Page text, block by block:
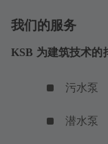
我们的服务
KSB 为建筑技术的
污水泵
潜水泵